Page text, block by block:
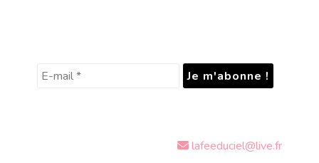
lafeeduciel@live.fr